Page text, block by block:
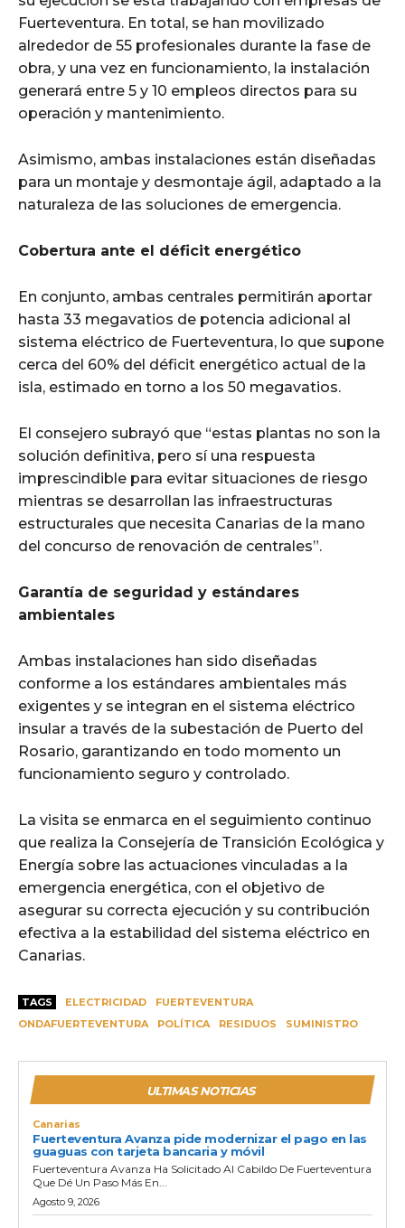
Fuerteventura. En total, se han movilizado
alrededor de 55 profesionales durante la fase de
obra, y una vez en funcionamiento, la instalación
generará entre 5 y 10 empleos directos para su
operación y mantenimiento.
Asimismo, ambas instalaciones están diseñadas
para un montaje y desmontaje ágil, adaptado a la
naturaleza de las soluciones de emergencia.
Cobertura ante el déficit energético
En conjunto, ambas centrales permitirán aportar
hasta 33 megavatios de potencia adicional al
sistema eléctrico de Fuerteventura, lo que supone
cerca del 60% del déficit energético actual de la
isla, estimado en torno a los 50 megavatios.
El consejero subrayó que “estas plantas no son la
solución definitiva, pero sí una respuesta
imprescindible para evitar situaciones de riesgo
mientras se desarrollan las infraestructuras
estructurales que necesita Canarias de la mano
del concurso de renovación de centrales”.
Garantía de seguridad y estándares
ambientales
Ambas instalaciones han sido diseñadas
conforme a los estándares ambientales más
exigentes y se integran en el sistema eléctrico
insular a través de la subestación de Puerto del
Rosario, garantizando en todo momento un
funcionamiento seguro y controlado.
La visita se enmarca en el seguimiento continuo
que realiza la Consejería de Transición Ecológica y
Energía sobre las actuaciones vinculadas a la
emergencia energética, con el objetivo de
asegurar su correcta ejecución y su contribución
efectiva a la estabilidad del sistema eléctrico en
Canarias.
TAGS ELECTRICIDAD
FUERTEVENTURA
ONDAFUERTEVENTURA
POLÍTICA RESIDUOS SUMINISTRO
ULTIMAS NOTICIAS
Canarias
Fuerteventura Avanza pide modernizar el pago en las
guaguas con tarjeta bancaria y móvil
Fuerteventura Avanza Ha Solicitado Al Cabildo De Fuerteventura
Que Dé Un Paso Más En...
Agosto 9, 2026